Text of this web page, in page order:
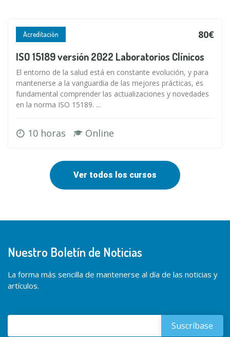
Acreditación 80€
ISO 15189 versión 2022 Laboratorios Clínicos
El entorno de la salud está en constante evolución, y para
mantenerse a la vanguardia de las mejores prácticas, es
fundamental comprender las actualizaciones y novedades
en la norma ISO 15189. ...
10 horas Online
Ver todos los cursos
Nuestro Boletín de Noticias
La forma más sencilla de mantenerse al día de las noticias y
artículos.